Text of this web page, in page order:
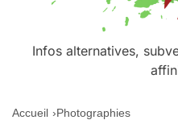
Infos alternatives,
Accueil Photographies